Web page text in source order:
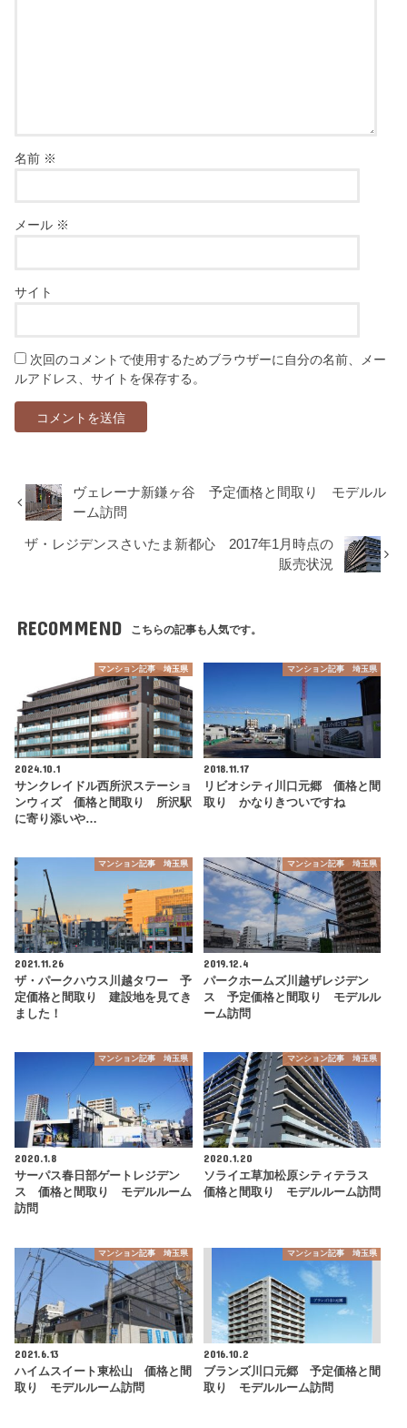
名前 ※
メール ※
サイト
次回のコメントで使用するためブラウザーに自分の名前、メー
ルアドレス、サイトを保存する。
ヴェレーナ新鎌ヶ谷 予定価格と間取り モデルル
ーム訪問
ザ・レジデンスさいたま新都心 2017年1月時点の
販売状況
RECOMMEND こちらの記事も人気です。
マンション記事 埼玉県
2024.10.1
サンクレイドル西所沢ステーショ
ンウィズ 価格と間取り 所沢駅
に寄り添いや…
マンション記事 埼玉県
2018.11.17
リビオシティ川口元郷 価格と間
取り かなりきついですね
マンション記事 埼玉県
2021.11.26
ザ・パークハウス川越タワー 予
定価格と間取り 建設地を見てき
ました！
マンション記事 埼玉県
2019.12.4
パークホームズ川越ザレジデン
ス 予定価格と間取り モデルル
ーム訪問
マンション記事 埼玉県
2020.1.8
サーパス春日部ゲートレジデン
ス 価格と間取り モデルルーム
訪問
マンション記事 埼玉県
2020.1.20
ソライエ草加松原シティテラス
価格と間取り モデルルーム訪問
マンション記事 埼玉県
2021.6.13
ハイムスイート東松山 価格と間
取り モデルルーム訪問
マンション記事 埼玉県
2016.10.2
ブランズ川口元郷 予定価格と間
取り モデルルーム訪問